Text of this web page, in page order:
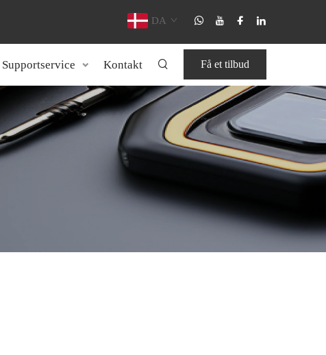
DA
Supportservice Kontakt Få et tilbud